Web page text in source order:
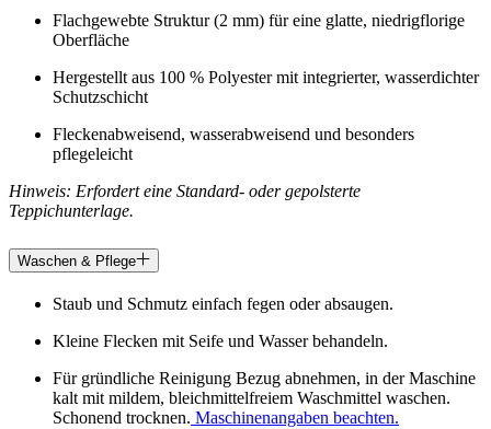
Flachgewebte Struktur (2 mm) für eine glatte, niedrigflorige
Oberfläche
Hergestellt aus 100 % Polyester mit integrierter, wasserdichter
Schutzschicht
Fleckenabweisend, wasserabweisend und besonders
pflegeleicht
Hinweis: Erfordert eine Standard- oder gepolsterte
Teppichunterlage.
Waschen & Pflege
Staub und Schmutz einfach fegen oder absaugen.
Kleine Flecken mit Seife und Wasser behandeln.
Für gründliche Reinigung Bezug abnehmen, in der Maschine
kalt mit mildem, bleichmittelfreiem Waschmittel waschen.
Schonend trocknen. Maschinenangaben beachten.